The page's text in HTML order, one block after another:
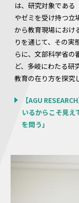
は、研究対象である
やゼミを受け持つ立
から教育現場におけ
りを通じて、その実
らに、文部科学省の
ど、多岐にわたる研
教育の在り方を探究
【AGU
いるからこそ見え
を問う」